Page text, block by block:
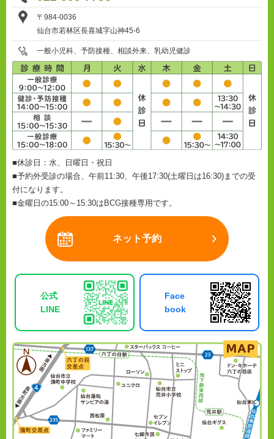
〒984-0036
仙台市若林区長喜城字山神45-6
一般小児科、予防接種、相談外来、乳幼児健診
■休診日：水、日曜日・祝日
■予約外受診の場合、午前11:30、午後17:30(土曜日は16:30)までの受
付になります。
■金曜日の15:00～15:30はBCG接種専用です。
ネット予約
公式
LINE
Face
book